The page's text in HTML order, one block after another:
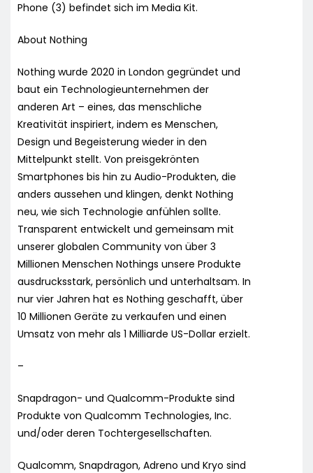
Phone (3) befindet sich im Media Kit.
About Nothing
Nothing wurde 2020 in London gegründet und
baut ein Technologieunternehmen der
anderen Art – eines, das menschliche
Kreativität inspiriert, indem es Menschen,
Design und Begeisterung wieder in den
Mittelpunkt stellt. Von preisgekrönten
Smartphones bis hin zu Audio-Produkten, die
anders aussehen und klingen, denkt Nothing
neu, wie sich Technologie anfühlen sollte.
Transparent entwickelt und gemeinsam mit
unserer globalen Community von über 3
Millionen Menschen Nothings unsere Produkte
ausdrucksstark, persönlich und unterhaltsam. In
nur vier Jahren hat es Nothing geschafft, über
10 Millionen Geräte zu verkaufen und einen
Umsatz von mehr als 1 Milliarde US-Dollar erzielt.
–
Snapdragon- und Qualcomm-Produkte sind
Produkte von Qualcomm Technologies, Inc.
und/oder deren Tochtergesellschaften.
Qualcomm, Snapdragon, Adreno und Kryo sind